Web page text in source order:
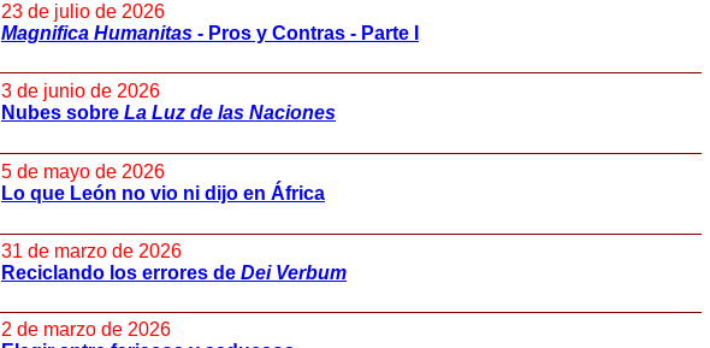
23 de julio de 2026
Magnifica Humanitas - Pros y Contras - Parte I
3 de junio de 2026
Nubes sobre La Luz de las Naciones
5 de mayo de 2026
Lo que León no vio ni dijo en África
31 de marzo de 2026
Reciclando los errores de Dei Verbum
2 de marzo de 2026